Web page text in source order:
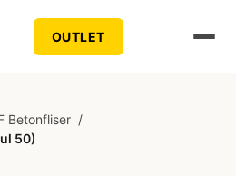
OUTLET
Betonfliser /
50)